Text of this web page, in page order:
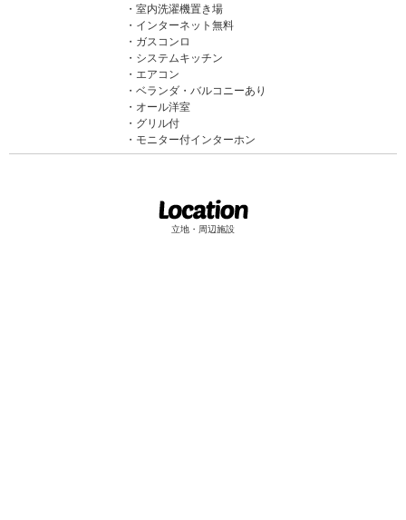
室内洗濯機置き場
インターネット無料
ガスコンロ
システムキッチン
エアコン
ベランダ・バルコニーあり
オール洋室
グリル付
モニター付インターホン
立地・周辺施設